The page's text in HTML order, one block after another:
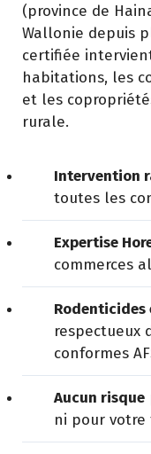
(province de
Wallonie depuis
certifiée
habitations, les
et les
rurale.
Intervention
toutes les
Expertise
commerces
respectueux
conformes
Aucun risque
ni pour